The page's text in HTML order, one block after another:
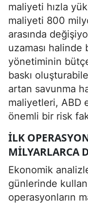
maliyeti hızla
maliyeti 800
arasında
uzaması
yönetiminin
baskı
artan savunma
maliyetleri, ABD
önemli bir risk
İLK
MILYARLARCA
Ekonomik
günlerinde
operasyonların